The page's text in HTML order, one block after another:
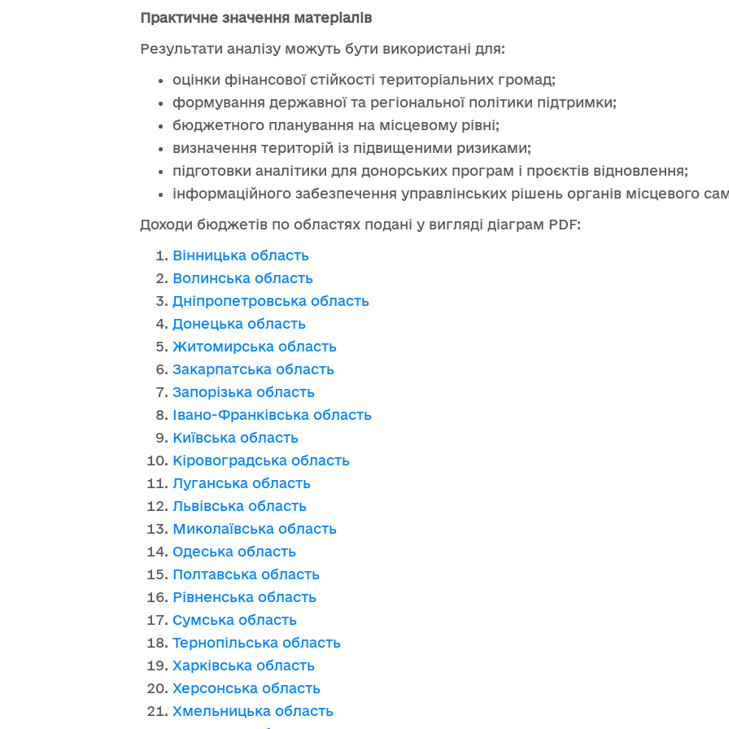
Практичне значення матеріалів
Результати аналізу можуть бути використані для:
оцінки фінансової стійкості територіальних громад;
формування державної та регіональної політики підтримки;
бюджетного планування на місцевому рівні;
визначення територій із підвищеними ризиками;
підготовки аналітики для донорських програм і проєктів відновлення;
інформаційного забезпечення управлінських рішень органів місцевого
Доходи бюджетів по областях подані у вигляді діаграм PDF:
Вінницька область
Волинська область
Дніпропетровська область
Донецька область
Житомирська область
Закарпатська область
Запорізька область
Івано-Франківська область
Київська область
Кіровоградська область
Луганська область
Львівська область
Миколаївська область
Одеська область
Полтавська область
Рівненська область
Сумська область
Тернопільська область
Харківська область
Херсонська область
Хмельницька область